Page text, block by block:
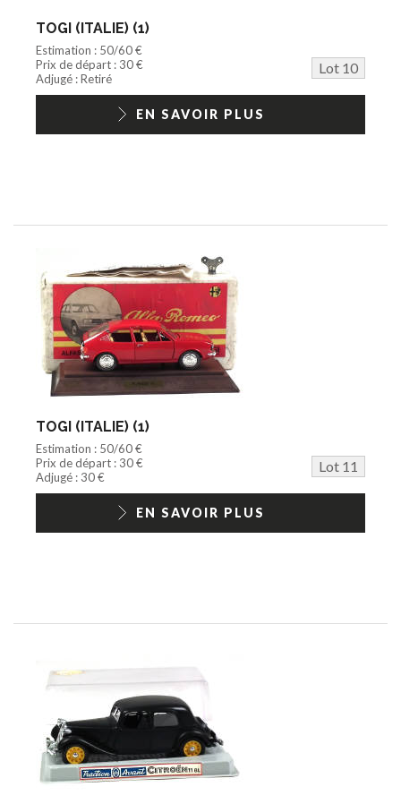
TOGI (ITALIE) (1)
Estimation : 50/60 €
Prix de départ : 30 €
Lot 10
Adjugé : Retiré
EN SAVOIR PLUS
TOGI (ITALIE) (1)
Estimation : 50/60 €
Prix de départ : 30 €
Lot 11
Adjugé : 30 €
EN SAVOIR PLUS